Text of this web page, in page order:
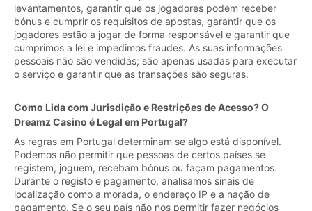
levantamentos, garantir que os jogadores podem receber
bónus e cumprir os requisitos de apostas, garantir que os
jogadores estão a jogar de forma responsável e garantir que
cumprimos a lei e impedimos fraudes. As suas informações
pessoais não são vendidas; são apenas usadas para executar
o serviço e garantir que as transações são seguras.
Como Lida com Jurisdição e Restrições de Acesso? O
Dreamz Casino é Legal em Portugal?
As regras em Portugal determinam se algo está disponível.
Podemos não permitir que pessoas de certos países se
registem, joguem, recebam bónus ou façam pagamentos.
Durante o registo e pagamento, analisamos sinais de
localização como a morada, o endereço IP e a nação de
pagamento. Se o seu país não nos permitir fazer negócios